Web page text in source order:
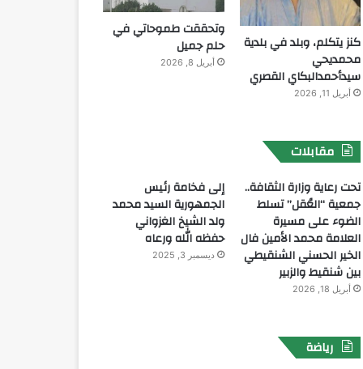
كنز يتكلم، وبلد في بلدية
محمديحي
سيدأحمدالبكاي القصري
أبريل 11, 2026
وتحققت طموحاتي في
حلم جميل
أبريل 8, 2026
مقابلات
تحت رعاية وزارة الثقافة..
جمعية “العُقل” تسلط
الضوء على مسيرة
العلامة محمد الأمين فال
الخير الحسني الشنقيطي
بين شنقيط والزبير
أبريل 18, 2026
إلى فخامة رئيس
الجمهورية السيد محمد
ولد الشيخ الغزواني
حفظه الله ورعاه
ديسمبر 3, 2025
رياضة